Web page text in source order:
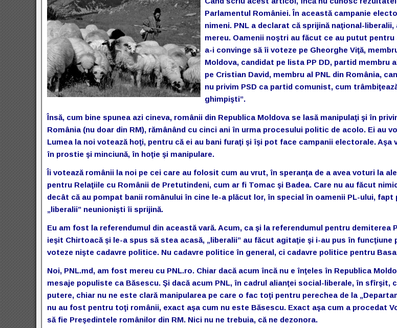
Parlamentul României. În această campanie
nimeni. PNL a declarat că sprijină naţional-liberalii,
mereu. Oamenii noştri au făcut ce au putut
a-i convinge să îi voteze pe Gheorghe Viţă,
Moldova, candidat pe lista PP DD, partid membru
pe Cristian David, membru al PNL din România,
nu privim PSD ca partid comunist, cum
ghimpişti”.
Însă, cum bine spunea azi cineva, românii din Republica Moldova se lasă manipulaţi şi în
România (nu doar din RM), rămânând cu cinci ani în urma procesului politic de acolo. Ei au
Lumea la noi votează hoţi, pentru că ei au bani furaţi şi îşi pot face campanii electorale. Aşa
în prostie şi minciună, în hoţie şi manipulare.
Îi votează românii la noi pe cei care au folosit cum au vrut, în speranţa de a avea voturi la
pentru Relaţiile cu Românii de Pretutindeni, cum ar fi Tomac şi Badea. Care nu au făcut
decât că au pompat banii românului în cine le-a plăcut lor, în special în oamenii PL-ului, fapt
„liberalii” neunionişti îi sprijină.
Eu am fost la referendumul din această vară. Acum, ca şi la referendumul pentru demiterea
ieşit Chirtoacă şi le-a spus să stea acasă, „liberalii” au făcut agitaţie şi i-au pus în
voteze nişte cadavre politice. Nu cadavre politice în general, ci cadavre politice pentru
Noi, PNL.md, am fost mereu cu PNL.ro. Chiar dacă acum încă nu e înţeles în Republica
mesaje populiste ca Băsescu. Şi dacă acum PNL, în cadrul alianţei social-liberale, în sfîrşit,
putere, chiar nu ne este clară manipularea pe care o fac toţi pentru perechea de la
nu au fost pentru toţi românii, exact aşa cum nu este Băsescu. Exact aşa cum a procedat
să fie Preşedintele românilor din RM. Nici nu ne trebuia, că ne dezonora.